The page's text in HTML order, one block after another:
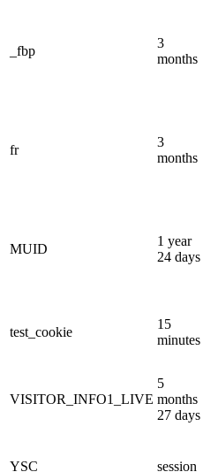
_fbp
3
months
fr
3
months
MUID
1 year
24 days
test_cookie
15
minutes
VISITOR_INFO1_LIVE
5
months
27 days
YSC session